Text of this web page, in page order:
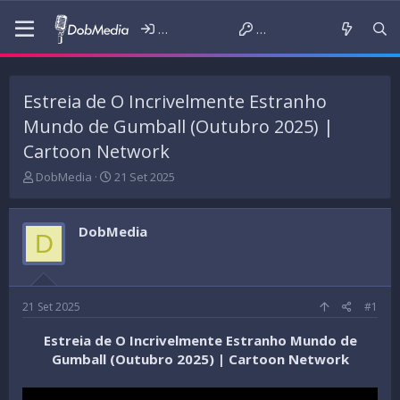
Iniciar sessão Criar conta
Estreia de O Incrivelmente Estranho
Mundo de Gumball (Outubro 2025) |
Cartoon Network
T
r
e
a
d
t
a
r
DobMedia
D
t
a
d
n
c
o
21 Set 2025
D DobMedia
21 Set 2025 #1
Estreia de O Incrivelmente Estranho Mundo de
Gumball (Outubro 2025) | Cartoon Network